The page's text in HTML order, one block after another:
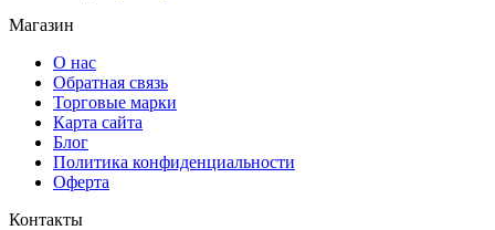
Магазин
О нас
Обратная связь
Торговые марки
Карта сайта
Блог
Политика конфиденциальности
Оферта
Контакты